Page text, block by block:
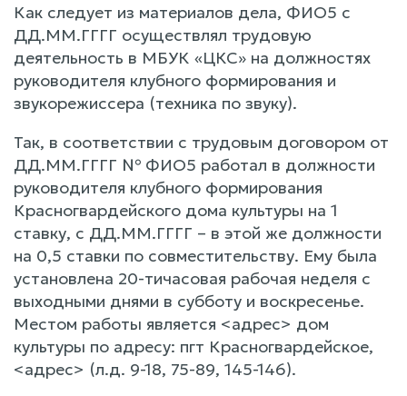
Как следует из материалов дела, ФИО5 с
ДД.ММ.ГГГГ осуществлял трудовую
деятельность в МБУК «ЦКС» на должностях
руководителя клубного формирования и
звукорежиссера (техника по звуку).
Так, в соответствии с трудовым договором от
ДД.ММ.ГГГГ № ФИО5 работал в должности
руководителя клубного формирования
Красногвардейского дома культуры на 1
ставку, с ДД.ММ.ГГГГ – в этой же должности
на 0,5 ставки по совместительству. Ему была
установлена 20-тичасовая рабочая неделя с
выходными днями в субботу и воскресенье.
Местом работы является <адрес> дом
культуры по адресу: пгт Красногвардейское,
<адрес> (л.д. 9-18, 75-89, 145-146).